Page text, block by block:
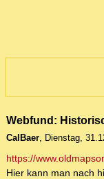
Webfund:
CalBaer Dienstag,
https://
Hier kann man nach